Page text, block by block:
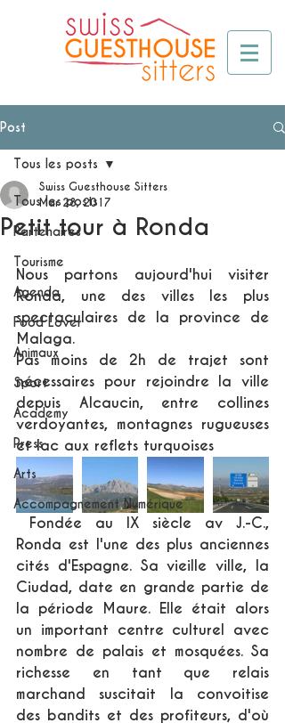
Post
Tous les posts
Partenaires
Tourisme
Agenda
Food Lover
Animaux
Sport
Academy
Press
Arts
Accompagnement Numérique
Tous les posts
Petit tour à Ronda
Swiss Guesthouse Sitters
Mar 28, 2017
Nous partons aujourd'hui visiter
Ronda, une des villes les plus
spectaculaires de la province de
Malaga.
Pas moins de 2h de trajet sont
nécessaires pour rejoindre la ville
depuis Alcaucin, entre collines
verdoyantes, montagnes rugueuses
et lac aux reflets turquoises
Ronda est l'une des plus anciennes
cités d'Espagne. Sa vieille ville, la
Ciudad, date en grande partie de
la période Maure. Elle était alors
un important centre culturel avec
nombre de palais et mosquées. Sa
richesse en tant que relais
marchand suscitait la convoitise
des bandits et des profiteurs, d'où